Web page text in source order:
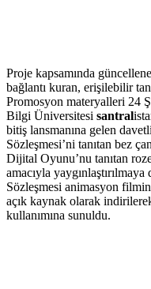
Proje kapsamında
bağlantı kuran, erişilebilir
Promosyon materyalleri 24
Bilgi Üniversitesi santral
bitiş lansmanına gelen
Sözleşmesi’ni tanıtan bez
Dijital Oyunu’nu tanıtan
amacıyla
Sözleşmesi animasyon
açık kaynak olarak
kullanımına sunuldu.